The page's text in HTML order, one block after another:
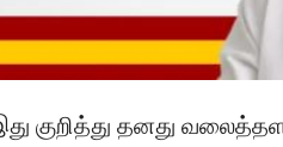
குறித்து தனது